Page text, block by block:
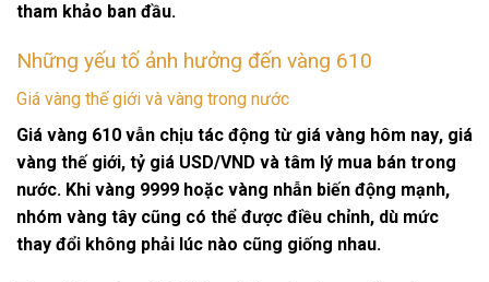
tham khảo ban đầu.
Những yếu tố ảnh hưởng đến vàng 610
Giá vàng thế giới và vàng trong nước
Giá vàng 610 vẫn chịu tác động từ giá vàng hôm nay, giá
vàng thế giới, tỷ giá USD/VND và tâm lý mua bán trong
nước. Khi vàng 9999 hoặc vàng nhẫn biến động mạnh,
nhóm vàng tây cũng có thể được điều chỉnh, dù mức
thay đổi không phải lúc nào cũng giống nhau.